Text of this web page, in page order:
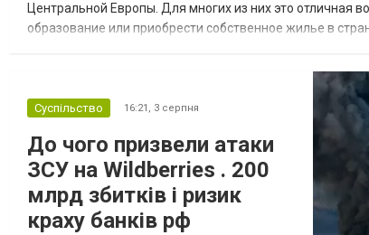
Центральной Европы. Для многих из них это отличная
образование или приобрести собственное жилье в
Суспільство 16:21, 3 серпня
До чого призвели атаки
ЗСУ на Wildberries . 200
млрд збитків і ризик
краху банків рф